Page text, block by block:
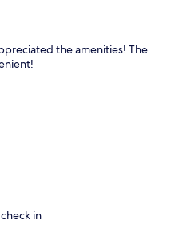
the amenities! The
in